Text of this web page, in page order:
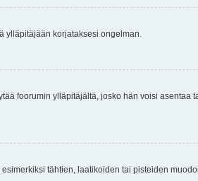
ylläpitäjään korjataksesi ongelman.
foorumin ylläpitäjältä, josko hän voisi asentaa
tähtien, laatikoiden tai pisteiden